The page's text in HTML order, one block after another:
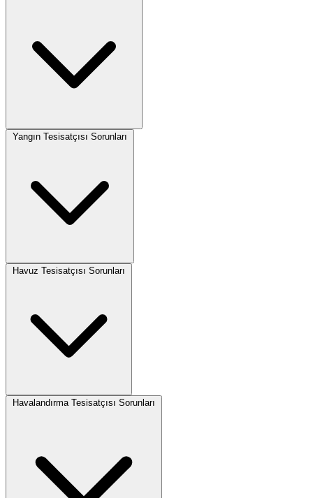
Yangın Tesisatçısı Sorunları
Havuz Tesisatçısı Sorunları
Havalandırma Tesisatçısı Sorunları